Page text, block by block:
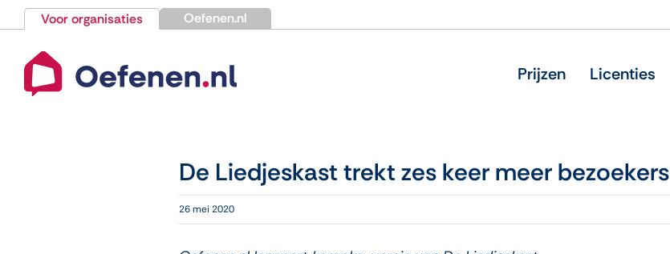
naar
inhoud
Voor organisaties Oefenen.nl
Prijzen Licenties
De Liedjeskast trekt zes keer meer
26 mei 2020